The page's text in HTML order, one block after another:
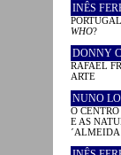
INÊS
WHO?
DONNY
RAFAEL
ARTE
NUNO
O
E AS
´ALMEIDA